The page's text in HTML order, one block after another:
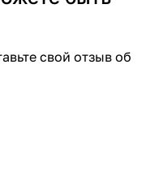
свой отзыв об